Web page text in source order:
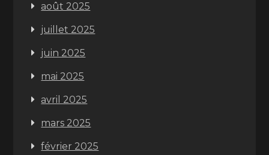
août 2025
juillet 2025
juin 2025
mai 2025
avril 2025
mars 2025
février 2025